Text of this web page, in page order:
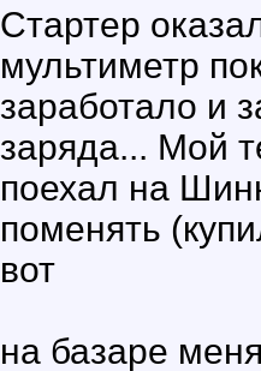
Стартер
мультиметр
заработало и
заряда... Мой
поехал на
поменять
вот
на базаре